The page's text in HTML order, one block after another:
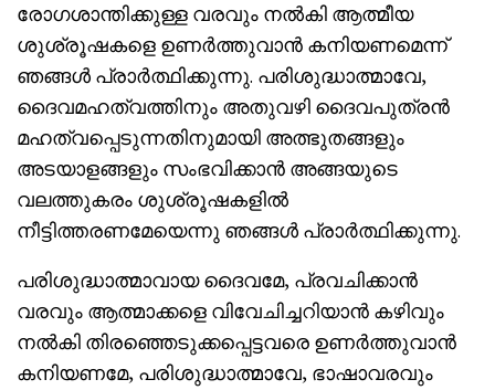
രോഗശാന്തിക്കുള്ള വരവും നല്‍കി ആത്മീയ
ശുശ്രൂഷകളെ ഉണര്‍ത്തുവാന്‍ കനിയണമെന്ന്
ഞങ്ങള്‍ പ്രാര്‍ത്ഥിക്കുന്നു. പരിശുദ്ധാത്മാവേ,
ദൈവമഹത്വത്തിനും അതുവഴി ദൈവപുത്രന്‍
മഹത്വപ്പെടുന്നതിനുമായി അത്ഭുതങ്ങളും
അടയാളങ്ങളും സംഭവിക്കാന്‍ അങ്ങയുടെ
വലത്തുകരം ശുശ്രൂഷകളില്‍
നീട്ടിത്തരണമേയെന്നു ഞങ്ങള്‍ പ്രാര്‍ത്ഥിക്കുന്നു.
പരിശുദ്ധാത്മാവായ ദൈവമേ, പ്രവചിക്കാന്‍
വരവും ആത്മാക്കളെ വിവേചിച്ചറിയാന്‍ കഴിവും
നല്‍കി തിരഞ്ഞെടുക്കപ്പെട്ടവരെ ഉണര്‍ത്തുവാന്‍
കനിയണമേ, പരിശുദ്ധാത്മാവേ, ഭാഷാവരവും